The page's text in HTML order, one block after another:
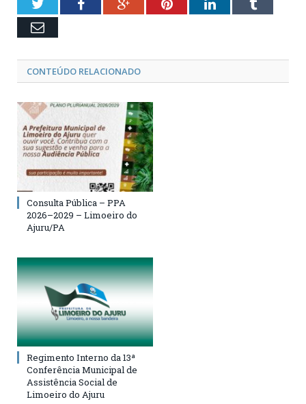
TwitterFacebookGoogle+PinterestLinkedInTumblr
Email
CONTEÚDO RELACIONADO
Consulta Pública – PPA
2026–2029 – Limoeiro do
Ajuru/PA
Regimento Interno da 13ª
Conferência Municipal de
Assistência Social de
Limoeiro do Ajuru